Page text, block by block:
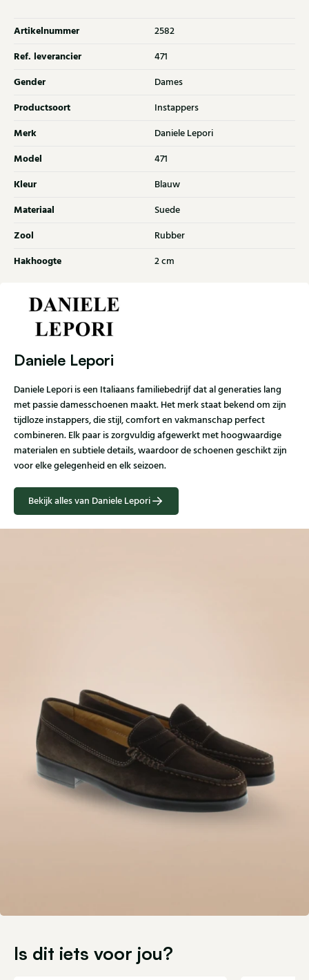
Artikelnummer 2582
Ref. leverancier 471
Gender Dames
Productsoort Instappers
Merk Daniele Lepori
Model 471
Kleur Blauw
Materiaal Suede
Zool Rubber
Hakhoogte 2 cm
Daniele Lepori
Daniele Lepori is een Italiaans familiebedrijf dat al generaties lang
met passie damesschoenen maakt. Het merk staat bekend om zijn
tijdloze instappers, die stijl, comfort en vakmanschap perfect
combineren. Elk paar is zorgvuldig afgewerkt met hoogwaardige
materialen en subtiele details, waardoor de schoenen geschikt zijn
voor elke gelegenheid en elk seizoen.
Bekijk alles van Daniele Lepori
Is dit iets voor jou?